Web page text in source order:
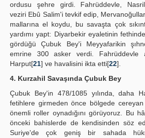
ordusu şehre girdi. Fahrüddevle,
veziri Ebû Salim'i tevkif edip,
mallarına el koydu, bu savaşta çok
yardımı yapt: Diyarbekir eyaletinin
gördüğü Çubuk Bey'i Meyyafarikin
emrine 300 asker verdi. Fahrüddevle
Harput[21] ve havalisini ikta etti[22].
4. Kurzahil Savaşında Çubuk Bey
Çubuk Bey'in 478/1085 yılında, daha
fetihlere girmeden önce bölgede
önemli roller oynadığını görüyoruz. Bu
önceki bahislerde de kendisinden söz
Suriye'de çok geniş bir sahada